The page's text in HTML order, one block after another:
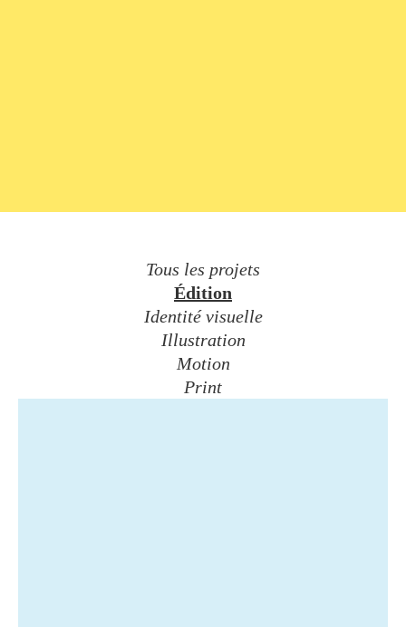
Tous les projets
Édition
Identité visuelle
Illustration
Motion
Print